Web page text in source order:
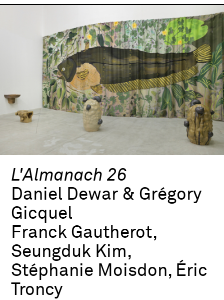
L'Almanach 26
Daniel Dewar & Grégory
Gicquel
Franck Gautherot,
Seungduk Kim,
Stéphanie Moisdon, Éric
Troncy